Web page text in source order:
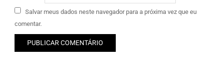
Salvar meus dados neste navegador para a próxima vez que eu
comentar.